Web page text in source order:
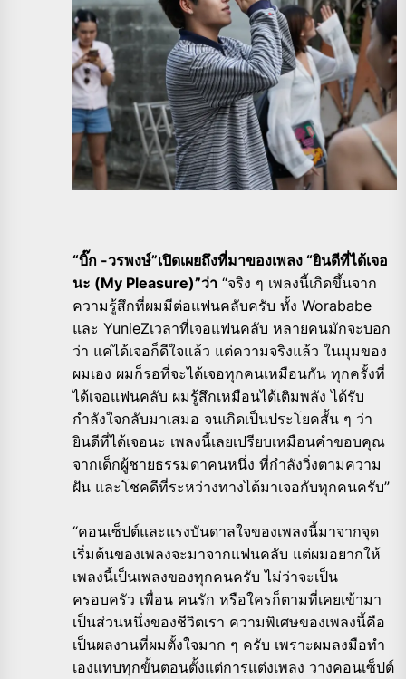
“บิ๊ก -วรพงษ์”เปิดเผยถึงที่มาของเพลง “ยินดีที่ได้เจอ
นะ (My Pleasure)”ว่า “จริง ๆ เพลงนี้เกิดขึ้นจาก
ความรู้สึกที่ผมมีต่อแฟนคลับครับ ทั้ง Worababe
และ YunieZเวลาที่เจอแฟนคลับ หลายคนมักจะบอก
ว่า แค่ได้เจอก็ดีใจแล้ว แต่ความจริงแล้ว ในมุมของ
ผมเอง ผมก็รอที่จะได้เจอทุกคนเหมือนกัน ทุกครั้งที่
ได้เจอแฟนคลับ ผมรู้สึกเหมือนได้เติมพลัง ได้รับ
กำลังใจกลับมาเสมอ จนเกิดเป็นประโยคสั้น ๆ ว่า
ยินดีที่ได้เจอนะ เพลงนี้เลยเปรียบเหมือนคำขอบคุณ
จากเด็กผู้ชายธรรมดาคนหนึ่ง ที่กำลังวิ่งตามความ
ฝัน และโชคดีที่ระหว่างทางได้มาเจอกับทุกคนครับ”
“คอนเซ็ปต์และแรงบันดาลใจของเพลงนี้มาจากจุด
เริ่มต้นของเพลงจะมาจากแฟนคลับ แต่ผมอยากให้
เพลงนี้เป็นเพลงของทุกคนครับ ไม่ว่าจะเป็น
ครอบครัว เพื่อน คนรัก หรือใครก็ตามที่เคยเข้ามา
เป็นส่วนหนึ่งของชีวิตเรา ความพิเศษของเพลงนี้คือ
เป็นผลงานที่ผมตั้งใจมาก ๆ ครับ เพราะผมลงมือทำ
เองแทบทุกขั้นตอนตั้งแต่การแต่งเพลง วางคอนเซ็ปต์